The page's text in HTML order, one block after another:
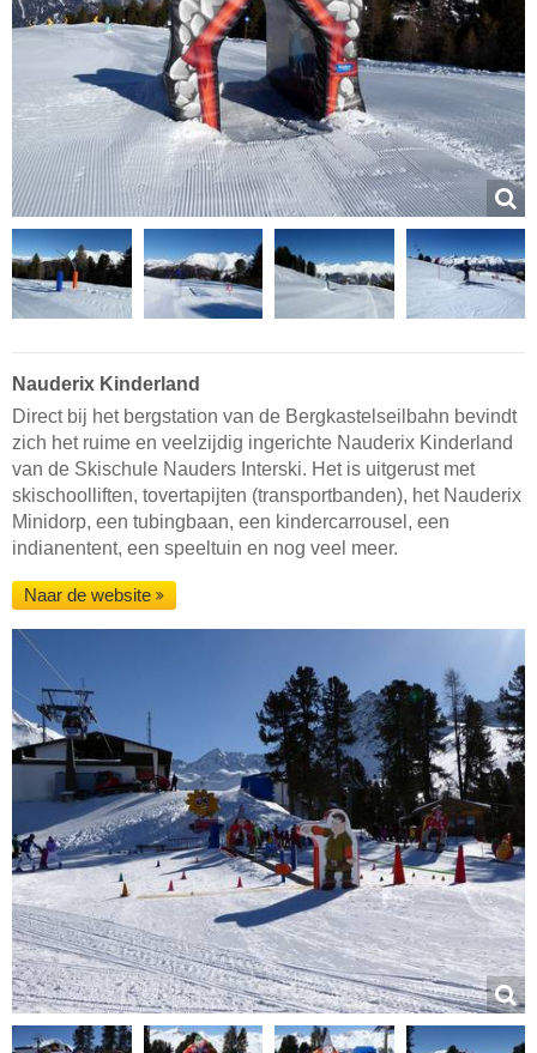
Nauderix Kinderland
Direct bij het bergstation van de Bergkastelseilbahn bevindt
zich het ruime en veelzijdig ingerichte Nauderix Kinderland
van de Skischule Nauders Interski. Het is uitgerust met
skischoolliften, tovertapijten (transportbanden), het Nauderix
Minidorp, een tubingbaan, een kindercarrousel, een
indianentent, een speeltuin en nog veel meer.
Naar de website